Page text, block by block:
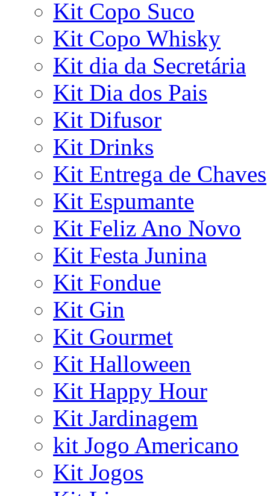
Kit Copo Suco
Kit Copo Whisky
Kit dia da Secretária
Kit Dia dos Pais
Kit Difusor
Kit Drinks
Kit Entrega de Chaves
Kit Espumante
Kit Feliz Ano Novo
Kit Festa Junina
Kit Fondue
Kit Gin
Kit Gourmet
Kit Halloween
Kit Happy Hour
Kit Jardinagem
kit Jogo Americano
Kit Jogos